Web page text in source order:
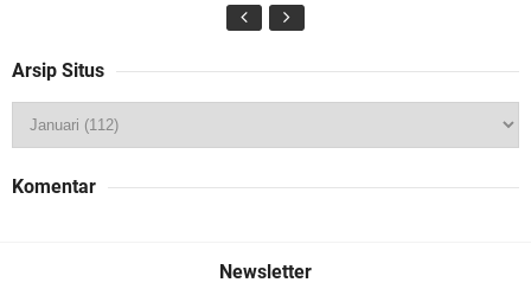
Arsip Situs
Komentar